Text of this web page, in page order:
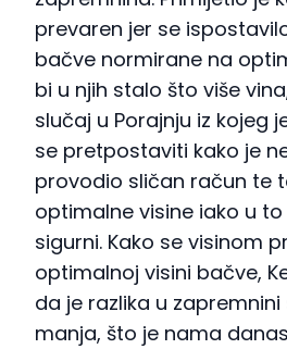
prevaren jer se
bačve normirane na
bi u njih stalo što više
slučaj u Porajnju iz kojeg
se pretpostaviti kako je
provodio sličan račun te
optimalne visine iako u
sigurni. Kako se visinom
optimalnoj visini bačve,
da je razlika u
manja, što je nama